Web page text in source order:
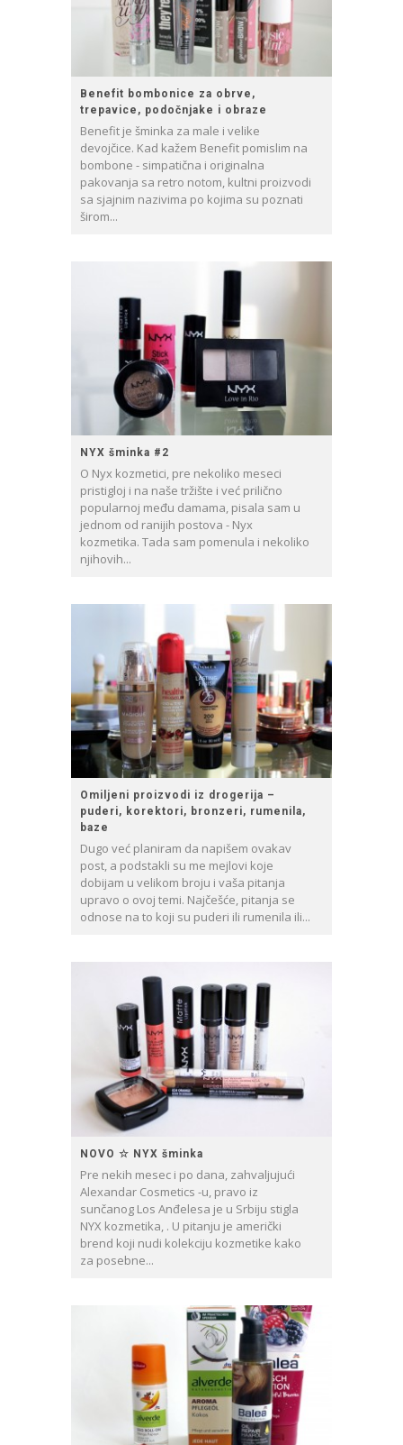
Benefit bombonice za obrve,
trepavice, podočnjake i obraze
Benefit je šminka za male i velike
devojčice. Kad kažem Benefit pomislim na
bombone - simpatična i originalna
pakovanja sa retro notom, kultni proizvodi
sa sjajnim nazivima po kojima su poznati
širom...
NYX šminka #2
O Nyx kozmetici, pre nekoliko meseci
pristigloj i na naše tržište i već prilično
popularnoj među damama, pisala sam u
jednom od ranijih postova - Nyx
kozmetika. Tada sam pomenula i nekoliko
njihovih...
Omiljeni proizvodi iz drogerija –
puderi, korektori, bronzeri, rumenila,
baze
Dugo već planiram da napišem ovakav
post, a podstakli su me mejlovi koje
dobijam u velikom broju i vaša pitanja
upravo o ovoj temi. Najčešće, pitanja se
odnose na to koji su puderi ili rumenila ili...
NOVO ☆ NYX šminka
Pre nekih mesec i po dana, zahvaljujući
Alexandar Cosmetics -u, pravo iz
sunčanog Los Anđelesa je u Srbiju stigla
NYX kozmetika, . U pitanju je američki
brend koji nudi kolekciju kozmetike kako
za posebne...